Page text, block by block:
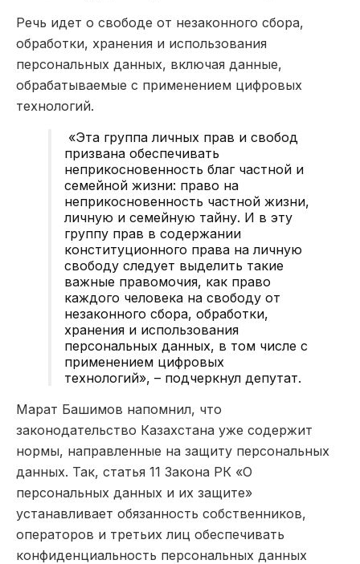
Речь идет о свободе от незаконного сбора,
обработки, хранения и использования
персональных данных, включая данные,
обрабатываемые с применением цифровых
технологий.
«Эта группа личных прав и свобод
призвана обеспечивать
неприкосновенность благ частной и
семейной жизни: право на
неприкосновенность частной жизни,
личную и семейную тайну. И в эту
группу прав в содержании
конституционного права на личную
свободу следует выделить такие
важные правомочия, как право
каждого человека на свободу от
незаконного сбора, обработки,
хранения и использования
персональных данных, в том числе с
применением цифровых
технологий», – подчеркнул депутат.
Марат Башимов напомнил, что
законодательство Казахстана уже содержит
нормы, направленные на защиту персональных
данных. Так, статья 11 Закона РК «О
персональных данных и их защите»
устанавливает обязанность собственников,
операторов и третьих лиц обеспечивать
конфиденциальность персональных данных